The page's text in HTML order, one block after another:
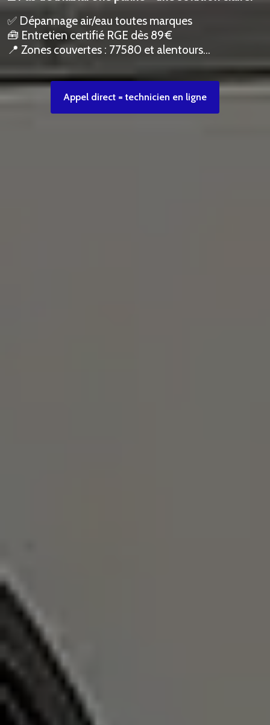
✅ Dépannage air/eau toutes marques
🧰 Entretien certifié RGE dès 89 €
📍 Zones couvertes : 77580 et alentours…
Appel direct = technicien en ligne